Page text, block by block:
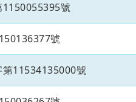
1150055395號
號
第11534135000號